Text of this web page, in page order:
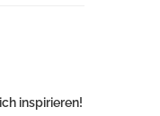
inspirieren!